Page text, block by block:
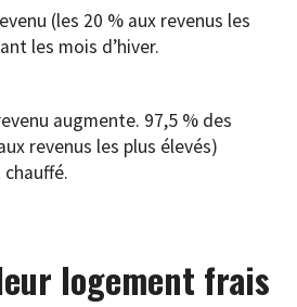
(les 20 % aux revenus les
les mois d’hiver.
augmente. 97,5 % des
revenus les plus élevés)
logement frais